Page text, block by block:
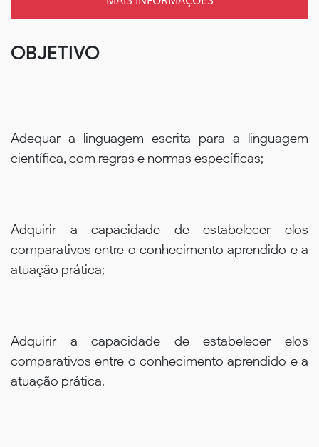
OBJETIVO
Adequar a linguagem escrita para a linguagem
científica, com regras e normas específicas;
Adquirir a capacidade de estabelecer elos
comparativos entre o conhecimento aprendido e a
atuação prática;
Adquirir a capacidade de estabelecer elos
comparativos entre o conhecimento aprendido e a
atuação prática.